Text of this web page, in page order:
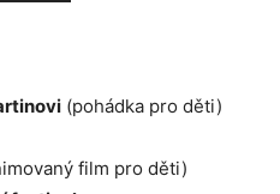
(pohádka pro děti)
film pro děti)